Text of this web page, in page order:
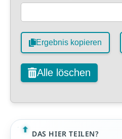
Ergebnis kopieren
Alle löschen
DAS HIER TEILEN?